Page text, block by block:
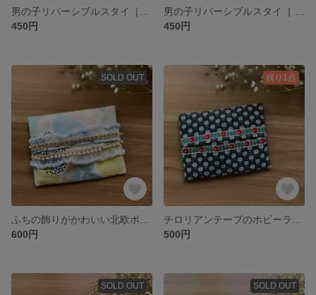
450円
450円
SOLD OUT
600円
残り1点
500円
SOLD OUT SOLD OUT